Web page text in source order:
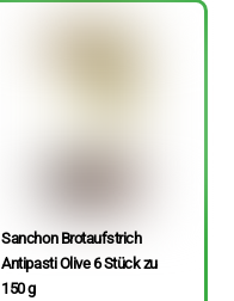
Sanchon Brotaufstrich
Antipasti Olive 6 Stück zu
150 g